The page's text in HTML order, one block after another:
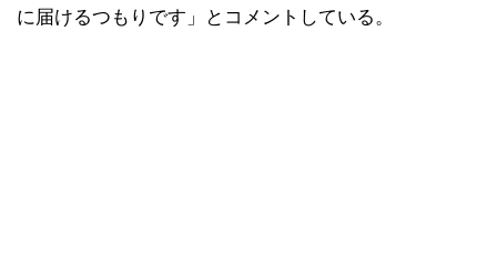
に届けるつもりです」とコメントしている。